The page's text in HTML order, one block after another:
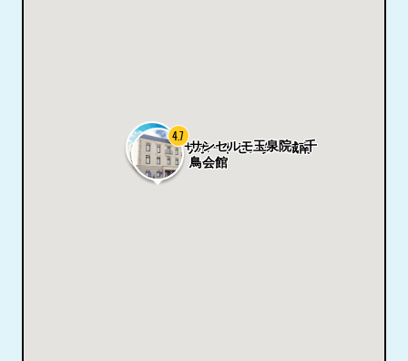
サポートセンター城南
サンセルモ玉泉院 千
鳥会館
4.7